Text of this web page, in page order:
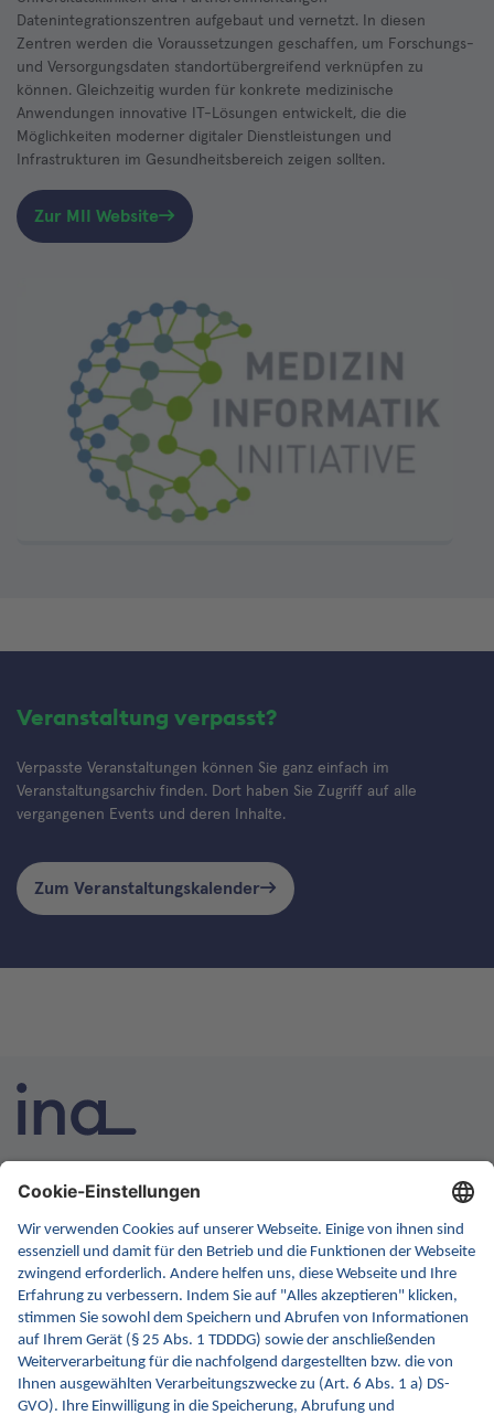
Datenintegrationszentren aufgebaut und vernetzt. In diesen
Zentren werden die Voraussetzungen geschaffen, um Forschungs-
und Versorgungsdaten standortübergreifend verknüpfen zu
können. Gleichzeitig wurden für konkrete medizinische
Anwendungen innovative IT-Lösungen entwickelt, die die
Möglichkeiten moderner digitaler Dienstleistungen und
Infrastrukturen im Gesundheitsbereich zeigen sollten.
Zur MII Website
Veranstaltung verpasst?
Verpasste Veranstaltungen können Sie ganz einfach im
Veranstaltungsarchiv finden. Dort haben Sie Zugriff auf alle
vergangenen Events und deren Inhalte.
Zum Veranstaltungskalender
INA ist die nationale Wissensplattform für Interoperabilität.
Gesundheitswesen werden. Dafür erweitern wir
kontinuierlich die Inhalte und Funktionen von INA.
Kontakt
Kontaktformular